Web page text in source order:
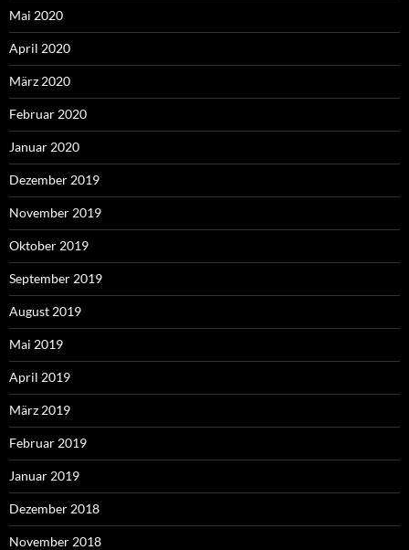
Mai 2020
April 2020
März 2020
Februar 2020
Januar 2020
Dezember 2019
November 2019
Oktober 2019
September 2019
August 2019
Mai 2019
April 2019
März 2019
Februar 2019
Januar 2019
Dezember 2018
November 2018